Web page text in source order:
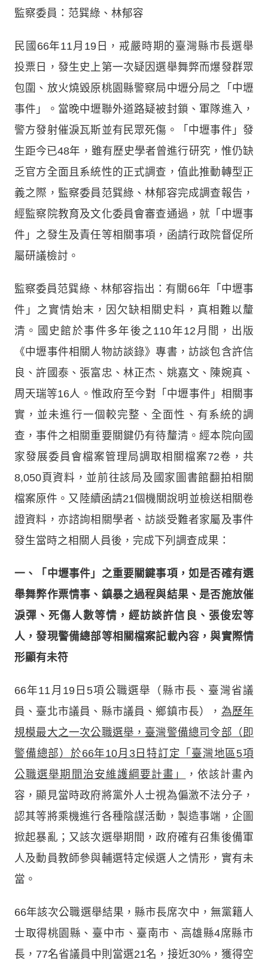
監察委員：范巽綠、林郁容
民國66年11月19日，戒嚴時期的臺灣縣市長選舉
投票日，發生史上第一次疑因選舉舞弊而爆發群眾
包圍、放火燒毀原桃園縣警察局中壢分局之「中壢
事件」。當晚中壢聯外道路疑被封鎖、軍隊進入，
警方發射催淚瓦斯並有民眾死傷。「中壢事件」發
生距今已48年，雖有歷史學者曾進行研究，惟仍缺
乏官方全面且系統性的正式調查，值此推動轉型正
義之際，監察委員范巽綠、林郁容完成調查報告，
經監察院教育及文化委員會審查通過，就「中壢事
件」之發生及責任等相關事項，函請行政院督促所
屬研議檢討。
監察委員范巽綠、林郁容指出：有關66年「中壢事
件」之實情始末，因欠缺相關史料，真相難以釐
清。國史館於事件多年後之110年12月間，出版
《中壢事件相關人物訪談錄》專書，訪談包含許信
良、許國泰、張富忠、林正杰、姚嘉文、陳婉真、
周天瑞等16人。惟政府至今對「中壢事件」相關事
實，並未進行一個較完整、全面性、有系統的調
查，事件之相關重要關鍵仍有待釐清。經本院向國
家發展委員會檔案管理局調取相關檔案72卷，共
8,050頁資料，並前往該局及國家圖書館翻拍相關
檔案原件。又陸續函請21個機關說明並檢送相關卷
證資料，亦諮詢相關學者、訪談受難者家屬及事件
發生當時之相關人員後，完成下列調查成果：
一、「中壢事件」之重要關鍵事項，如是否確有選
舉舞弊作票情事、鎮暴之過程與結果、是否施放催
淚彈、死傷人數等情，經訪談許信良、張俊宏等
人，發現警備總部等相關檔案記載內容，與實際情
形顯有未符
66年11月19日5項公職選舉（縣市長、臺灣省議
員、臺北市議員、縣市議員、鄉鎮市長）， 為歷年
規模最大之一次公職選舉，臺灣警備總司令部（即
警備總部）於66年10月3日特訂定「臺灣地區5項
公職選舉期間治安維護綱要計畫」
，依該計畫內
容，顯見當時政府將黨外人士視為偏激不法分子，
認其等將乘機進行各種陰謀活動，製造事端，企圖
掀起暴亂；又該次選舉期間，政府確有召集後備軍
人及動員教師參與輔選特定候選人之情形，實有未
當。
66年該次公職選舉結果，縣市長席次中，無黨籍人
士取得桃園縣、臺中市、臺南市、高雄縣4席縣市
長，77名省議員中則當選21名，接近30%，獲得空